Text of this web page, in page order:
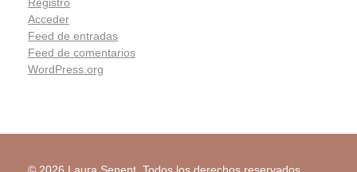
Registro
Acceder
Feed de entradas
Feed de comentarios
WordPress.org